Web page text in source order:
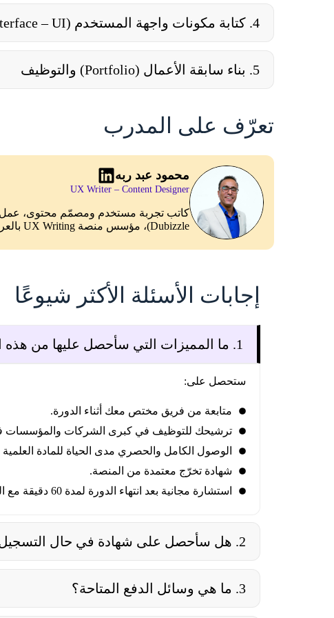
4. كتابة مكونات واجهة المستخدم (User interface – UI) والإرشادات
5. بناء سابقة الأعمال (Portfolio) والتوظيف
تعرّف على المدرب
محمود عبد ربه
UX Writer – Content Designer
Dubizzle)، مؤسس منصة UX Writing بالعربية.
إجابات الأسئلة الأكثر شيوعًا
1. ما المميزات التي سأحصل عليها من هذه الدورة؟
ستحصل على:
متابعة من فريق مختص معك أثناء الدورة.
ترشيحك للتوظيف في كبرى الشركات والمؤسسات في
الوصول الكامل والحصري مدى الحياة للمادة العلمية
شهادة تخرّج معتمدة من المنصة.
استشارة مجانية بعد انتهاء الدورة لمدة 60 دقيقة مع المدرّب.
2. هل سأحصل على شهادة في حال التسجيل في الدورة؟
3. ما هي وسائل الدفع المتاحة؟